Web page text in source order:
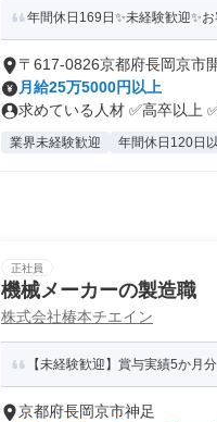
年間休日169日✨未経験歓迎✨
〒617-0826京都府長岡京市
月給25万5000円以上
求めている人材 ✅高卒以上
業界未経験歓迎 年間休日120日
正社員
機械メーカーの製造職
株式会社椿本チエイン
【未経験歓迎】賞与実績5か月
京都府長岡京市神足